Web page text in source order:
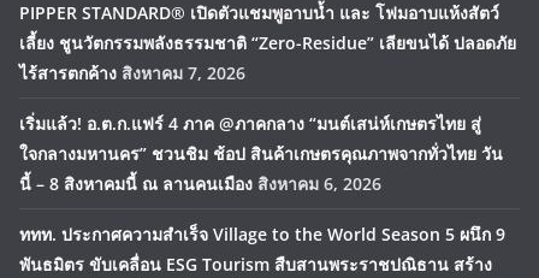
PIPPER STANDARD® เปิดตัวแชมพูอาบน้ำ และ โฟมอาบแห้งสัตว์
เลี้ยง ชูนวัตกรรมพลังธรรมชาติ “Zero-Residue” เลียขนได้ ปลอดภัย
ไร้สารตกค้าง สิงหาคม 7, 2026
เริ่มแล้ว! อ.ต.ก.แฟร์ 4 ภาค @ภาคกลาง “มนต์เสน่ห์เกษตรไทย สู่
ใจกลางมหานคร” ชวนชิม ช้อป สินค้าเกษตรคุณภาพจากทั่วไทย วัน
นี้ – 8 สิงหาคมนี้ ณ ลานคนเมือง สิงหาคม 6, 2026
ททท. ประกาศความสำเร็จ Village to the World Season 5 ผนึก 9
พันธมิตร ขับเคลื่อน ESG Tourism สืบสานพระราชปณิธาน สร้าง